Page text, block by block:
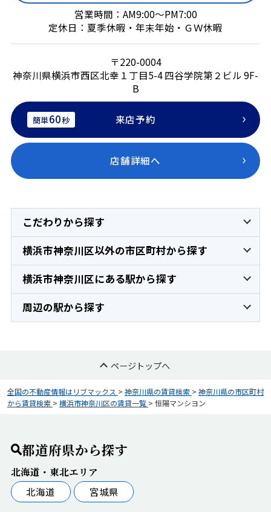
営業時間：AM9:00～PM7:00
定休日：夏季休暇・年末年始・ＧＷ休暇
〒220-0004
神奈川県横浜市西区北幸１丁目5-4 四谷学院第２ビル 9F-
B
簡単60秒 来店予約
店舗詳細へ
こだわりから探す
横浜市神奈川区以外の市区町村から探す
横浜市神奈川区にある駅から探す
周辺の駅から探す
ページトップへ
全国の不動産情報はリブマックス > 神奈川県の賃貸検索 > 神奈川県の市区町村
から賃貸検索 > 横浜市神奈川区の賃貸一覧 > 恒陽マンシヨン
都道府県から探す
北海道・東北エリア
北海道
宮城県